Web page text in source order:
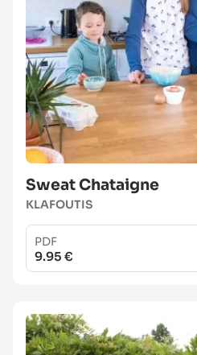
Sweat Chataigne
KLAFOUTIS
PDF
9.95 €